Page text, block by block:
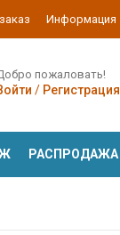
Информация
пожаловать!
/ Регистрация
РАСПРОДАЖА